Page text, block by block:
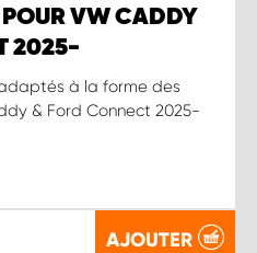
POUR VW CADDY
2025-
à la forme des
& Ford Connect 2025-
AJOUTER